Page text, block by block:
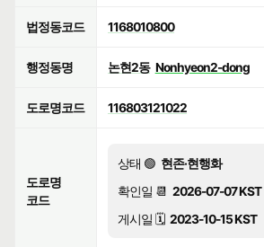
법정동코드 1168010800
행정동명 논현2동 Nonhyeon2-dong
도로명코드 116803121022
도로명
코드
상태 🟢 현존·현행화
확인일 📆 2026-07-07 KST
게시일 🗓️ 2023-10-15 KST